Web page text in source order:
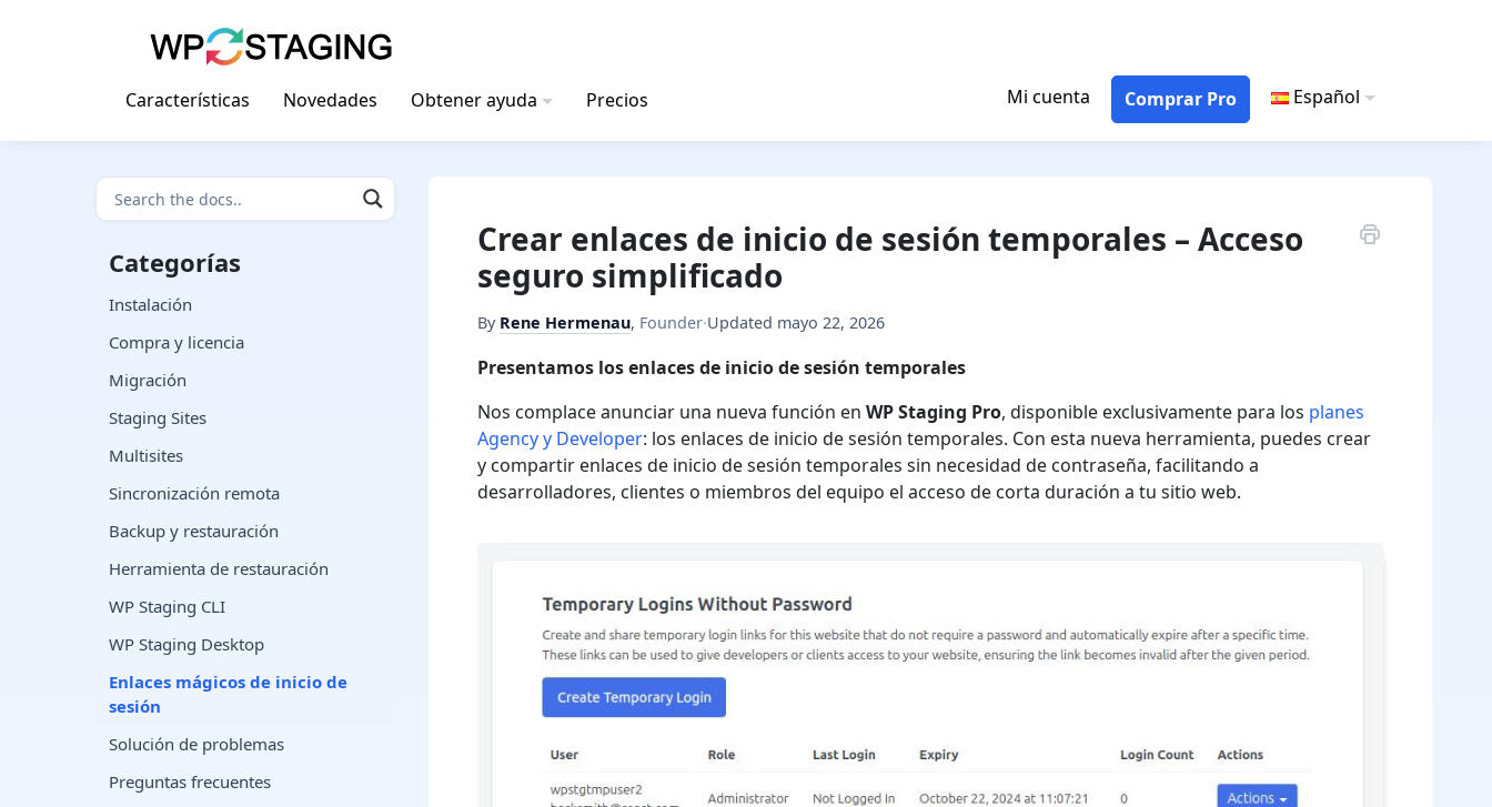
Características
Novedades Obtener ayuda Precios Mi cuenta Comprar Pro Español
Crear enlaces de inicio de sesión temporales – Acceso
seguro simplificado
By Rene Hermenau, Founder·Updated mayo 22, 2026
Presentamos los enlaces de inicio de sesión temporales
Nos complace anunciar una nueva función enWP Staging Pro, disponible exclusivamente para los planes
Agency y Developer: los enlaces de inicio de sesión temporales. Con esta nueva herramienta, puedes crear
y compartir enlaces de inicio de sesión temporales sin necesidad de contraseña, facilitando a
desarrolladores, clientes o miembros del equipo el acceso de corta duración a tu sitio web.
Categorías
Instalación
Compra y licencia
Migración
Staging Sites
Multisites
Sincronización remota
Backup y restauración
Herramienta de restauración
WP Staging CLI
WP Staging Desktop
Enlaces mágicos de inicio de
sesión
Solución de problemas
Preguntas frecuentes